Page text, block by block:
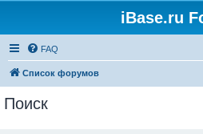
iBase.ru
FAQ
Список форумов
Поиск